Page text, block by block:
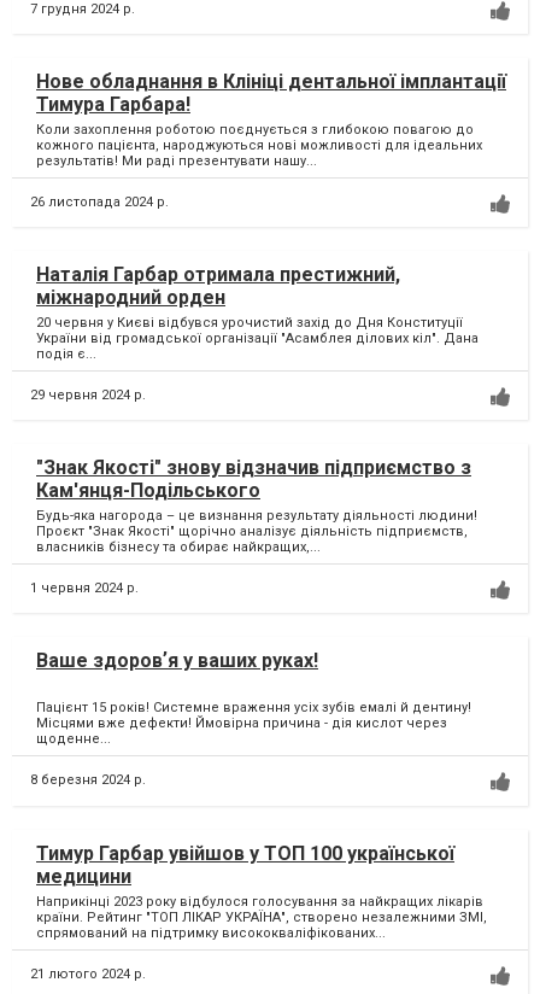
7 грудня 2024 р.
Нове обладнання в Клініці дентальної імплантації
Тимура Гарбара!
Коли захоплення роботою поєднується з глибокою повагою до
кожного пацієнта, народжуються нові можливості для ідеальних
результатів! Ми раді презентувати нашу...
26 листопада 2024 р.
Наталія Гарбар отримала престижний,
міжнародний орден
20 червня у Києві відбувся урочистий захід до Дня Конституції
України від громадської організації "Асамблея ділових кіл". Дана
подія є...
29 червня 2024 р.
"Знак Якості" знову відзначив підприємство з
Кам'янця-Подільського
Будь-яка нагорода – це визнання результату діяльності людини!
Проєкт "Знак Якості" щорічно аналізує діяльність підприємств,
власників бізнесу та обирає найкращих,...
1 червня 2024 р.
Ваше здоровʼя у ваших руках!
Пацієнт 15 років! Системне враження усіх зубів емалі й дентину!
Місцями вже дефекти! Ймовірна причина - дія кислот через
щоденне...
8 березня 2024 р.
Тимур Гарбар увійшов у ТОП 100 української
медицини
Наприкінці 2023 року відбулося голосування за найкращих лікарів
країни. Рейтинг "ТОП ЛІКАР УКРАЇНА", створено незалежними ЗМІ,
спрямований на підтримку висококваліфікованих...
21 лютого 2024 р.